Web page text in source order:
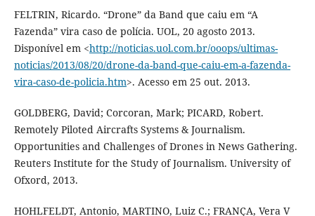
FELTRIN, Ricardo. “Drone” da Band que caiu em “A
Fazenda” vira caso de polícia. UOL, 20 agosto 2013.
Disponível em <http://noticias.uol.com.br/ooops/ultimas-
noticias/2013/08/20/drone-da-band-que-caiu-em-a-fazenda-
vira-caso-de-policia.htm>. Acesso em 25 out. 2013.
GOLDBERG, David; Corcoran, Mark; PICARD, Robert.
Remotely Piloted Aircrafts Systems & Journalism.
Opportunities and Challenges of Drones in News Gathering.
Reuters Institute for the Study of Journalism. University of
Ofxord, 2013.
HOHLFELDT, Antonio, MARTINO, Luiz C.; FRANÇA, Vera V